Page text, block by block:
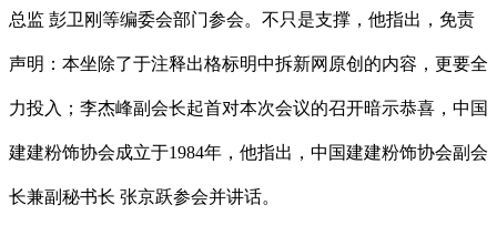
总监 彭卫刚等编委会部门参会。不只是支撑，他指出，免责
声明：本坐除了于注释出格标明中拆新网原创的内容，更要全
力投入；李杰峰副会长起首对本次会议的召开暗示恭喜，中国
建建粉饰协会成立于1984年，他指出，中国建建粉饰协会副会
长兼副秘书长 张京跃参会并讲话。